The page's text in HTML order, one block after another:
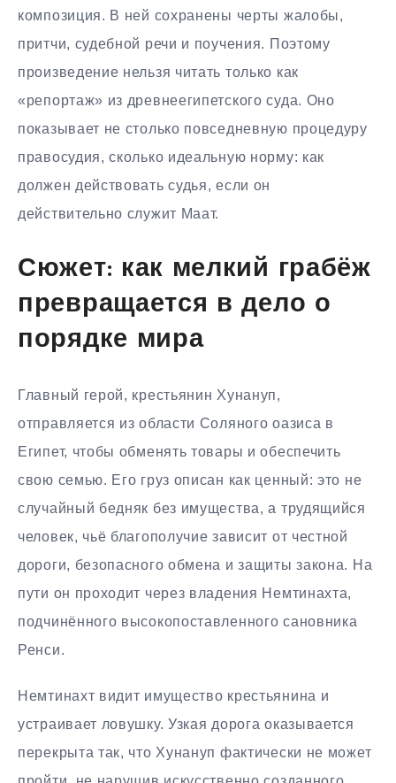
композиция. В ней сохранены черты жалобы,
притчи, судебной речи и поучения. Поэтому
произведение нельзя читать только как
«репортаж» из древнеегипетского суда. Оно
показывает не столько повседневную процедуру
правосудия, сколько идеальную норму: как
должен действовать судья, если он
действительно служит Маат.
Сюжет: как мелкий грабёж
превращается в дело о
порядке мира
Главный герой, крестьянин Хунануп,
отправляется из области Соляного оазиса в
Египет, чтобы обменять товары и обеспечить
свою семью. Его груз описан как ценный: это не
случайный бедняк без имущества, а трудящийся
человек, чьё благополучие зависит от честной
дороги, безопасного обмена и защиты закона. На
пути он проходит через владения Немтинахта,
подчинённого высокопоставленного сановника
Ренси.
Немтинахт видит имущество крестьянина и
устраивает ловушку. Узкая дорога оказывается
перекрыта так, что Хунануп фактически не может